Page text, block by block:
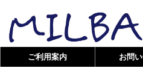
ご利用案内 お問